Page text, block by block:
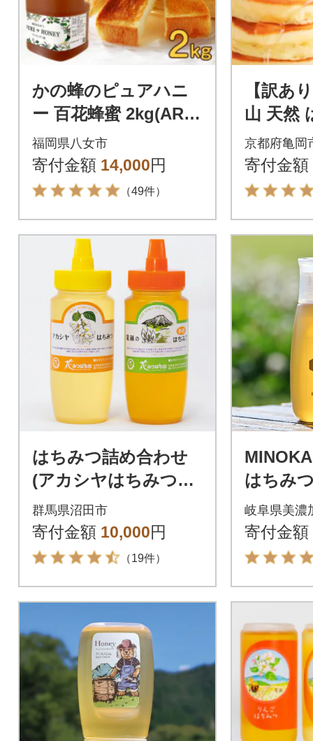
かの蜂のピュアハニ
ー 百花蜂蜜 2kg(AR2k
g×1本)八女市
福岡県八女市
寄付金額 14,000円
（49件）
【訳あ
山 天然
蜜
ds≫
京都府亀岡
寄付金額
はちみつ詰め合わせ
(アカシヤはちみつ・
尾瀬のはちみつ)各250
g
群馬県沼田市
寄付金額 10,000円
（19件）
はちみ
岐阜県美濃
寄付金額